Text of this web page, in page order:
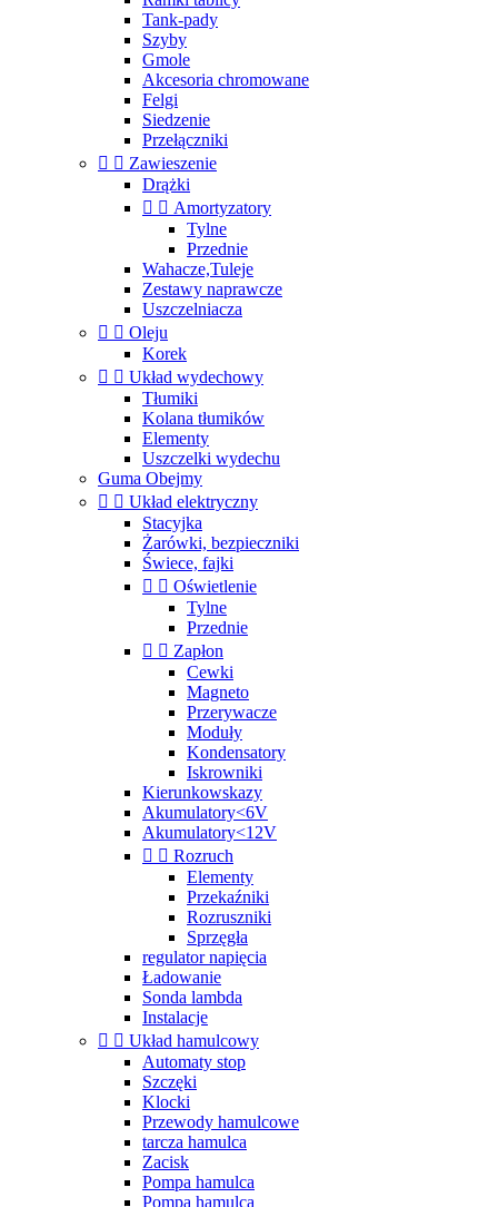
Tank-pady
Szyby
Gmole
Akcesoria chromowane
Felgi
Siedzenie
Przełączniki
  Zawieszenie
Drążki
  Amortyzatory
Tylne
Przednie
Wahacze,Tuleje
Zestawy naprawcze
Uszczelniacza
  Oleju
Korek
  Układ wydechowy
Tłumiki
Kolana tłumików
Elementy
Uszczelki wydechu
Guma Obejmy
  Układ elektryczny
Stacyjka
Żarówki, bezpieczniki
Świece, fajki
  Oświetlenie
Tylne
Przednie
  Zapłon
Cewki
Magneto
Przerywacze
Moduły
Kondensatory
Iskrowniki
Kierunkowskazy
Akumulatory<6V
Akumulatory<12V
  Rozruch
Elementy
Przekaźniki
Rozruszniki
Sprzęgła
regulator napięcia
Ładowanie
Sonda lambda
Instalacje
  Układ hamulcowy
Automaty stop
Szczęki
Klocki
Przewody hamulcowe
tarcza hamulca
Zacisk
Pompa hamulca
Pompa hamulca